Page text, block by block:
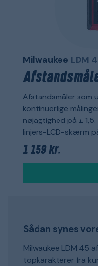
Milwaukee LDM
Afstandsmåler som
kontinuerlige
nøjagtighed på ±
linjers-LCD-skærm
1 159 kr.
Sådan synes
Milwaukee LDM 45
topkarakterer fra